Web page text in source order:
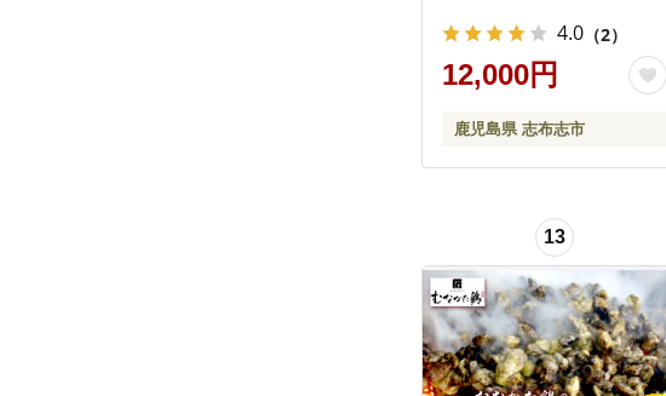
冷凍 うな重 ひつまぶし タ
レ 山椒 ランキング 人気
a2-133
4.0 （2）
12,000円
鹿児島県 志布志市
13